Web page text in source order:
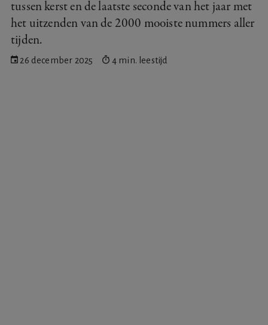
tussen kerst en de laatste seconde van het jaar met
het uitzenden van de 2000 mooiste nummers aller
tijden.
26 december 2025 4 min. leestijd